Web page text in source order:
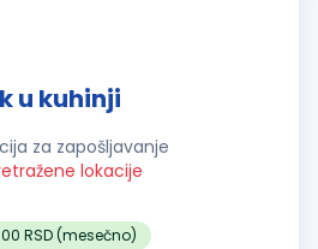
u kuhinji
za zapošljavanje
lokacije
RSD (mesečno)